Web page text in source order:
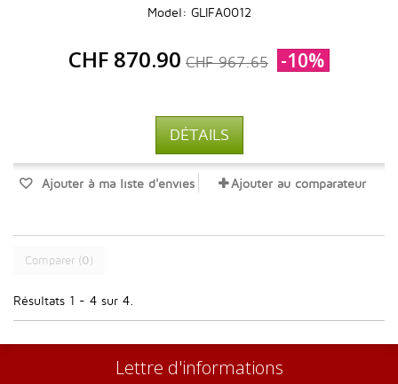
Model: GLIFA0012
CHF 870.90 CHF 967.65 -10%
DÉTAILS
Ajouter à ma liste d'envies Ajouter au comparateur
Comparer (0)
Résultats 1 - 4 sur 4.
Lettre d'informations